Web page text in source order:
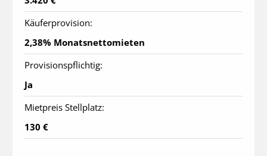
Käuferprovision:
2,38% Monatsnettomieten
Provisionspflichtig:
Ja
Mietpreis Stellplatz:
130 €